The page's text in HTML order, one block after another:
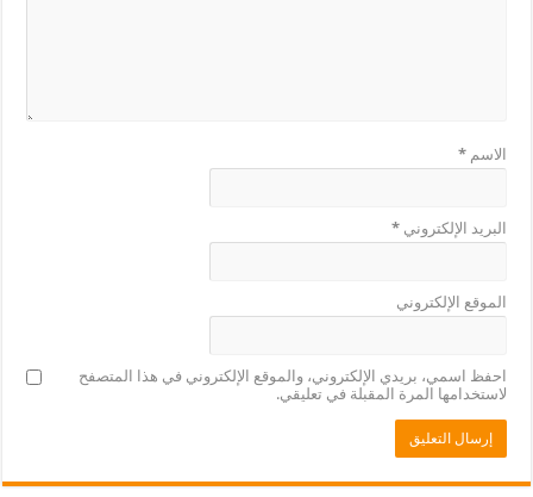
الاسم*
البريد الإلكتروني*
الموقع الإلكتروني
احفظ اسمي، بريدي الإلكتروني، والموقع الإلكتروني في هذا المتصفح
لاستخدامها المرة المقبلة في تعليقي.